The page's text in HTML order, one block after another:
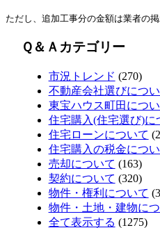
ただし、追加工事分の金額は業者の
Ｑ＆Ａカテゴリー
市況トレンド (270)
不動産会社選びにつ
東宝ハウス町田につ
住宅購入(住宅選び)に
住宅ローンについて
住宅購入の税金につ
売却について (163)
契約について (320)
物件・権利について
物件・土地・建物に
全て表示する (1275)